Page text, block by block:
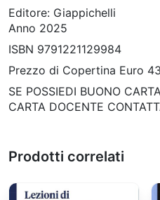
Editore: Giappichelli
Anno 2025
ISBN 9791221129984
Prezzo di Copertina Euro
SE POSSIEDI BUONO
CARTA DOCENTE
Prodotti correlati